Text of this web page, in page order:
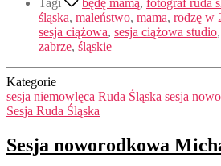
Tagi będę mamą, fotograf ruda
śląska, maleństwo, mama, rodzę w
sesja ciążowa, sesja ciążowa studio,
zabrze, śląskie
Kategorie
sesja niemowlęca Ruda Śląska sesja
Sesja Ruda Śląska
Sesja noworodkowa